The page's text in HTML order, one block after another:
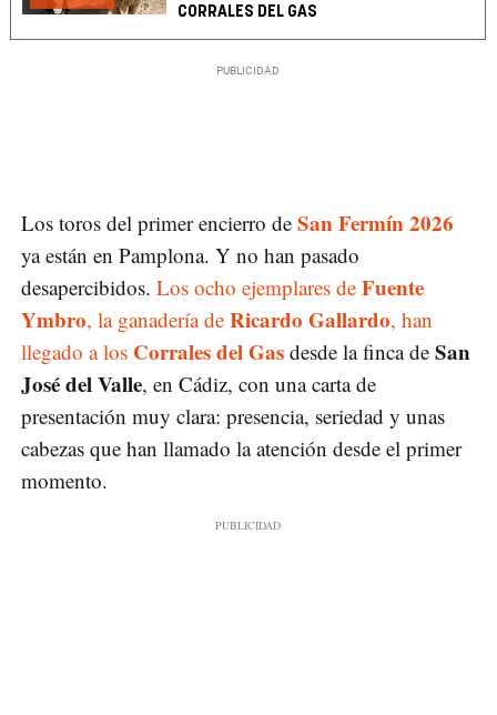
CORRALES DEL GAS
Los toros del primer encierro de San Fermín 2026
ya están en Pamplona. Y no han pasado
desapercibidos. Los ocho ejemplares de Fuente
Ymbro, la ganadería de Ricardo Gallardo, han
llegado a los Corrales del Gas desde la finca de San
José del Valle, en Cádiz, con una carta de
presentación muy clara: presencia, seriedad y unas
cabezas que han llamado la atención desde el primer
momento.